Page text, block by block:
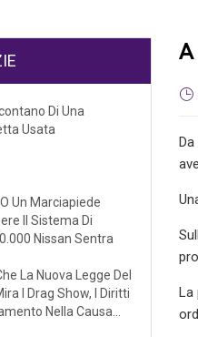
Di Una
Usata
Un Marciapiede
Il Sistema Di
Nissan Sentra
La Nuova Legge Del
I Drag Show, I Diritti
Nella Causa
La